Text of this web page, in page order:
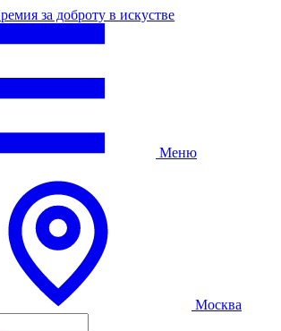
за доброту в искустве
Меню
Москва